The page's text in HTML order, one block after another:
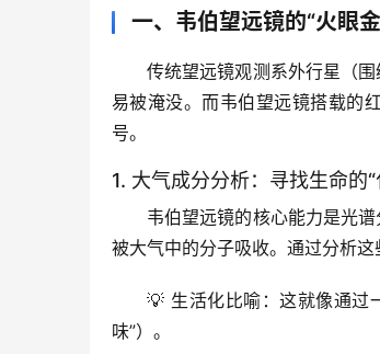
一、韦伯望远镜的“火眼
传统望远镜观测系外行星（
易被淹没。而韦伯望远镜搭载的
号。
1. 大气成分分析：寻找生命的
韦伯望远镜的核心能力是光谱
被大气中的分子吸收。通过分析这
💡 生活化比喻 ：这就像通过
味”）。